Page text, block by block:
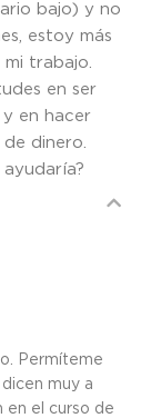
bajo) y no
estoy más
trabajo.
en ser
en hacer
dinero.
Permíteme
muy a
en el curso de